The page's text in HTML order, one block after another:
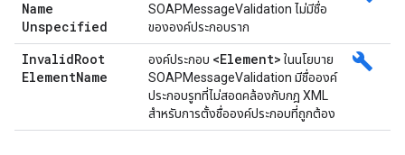
Name
Unspecified
SOAPMessageValidation ไม่มีชื่อ
ขององค์ประกอบราก
InvalidRoot
ElementName
องค์ประกอบ <Element> ในนโยบาย
SOAPMessageValidation มีชื่อองค์
ประกอบรูทที่ไม่สอดคล้องกับกฎ XML
สำหรับการตั้งชื่อองค์ประกอบที่ถูกต้อง
build